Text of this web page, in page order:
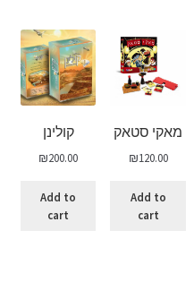
מאקי סטאק
₪120.00
Add to
cart
קולינן
₪200.00
Add to
cart